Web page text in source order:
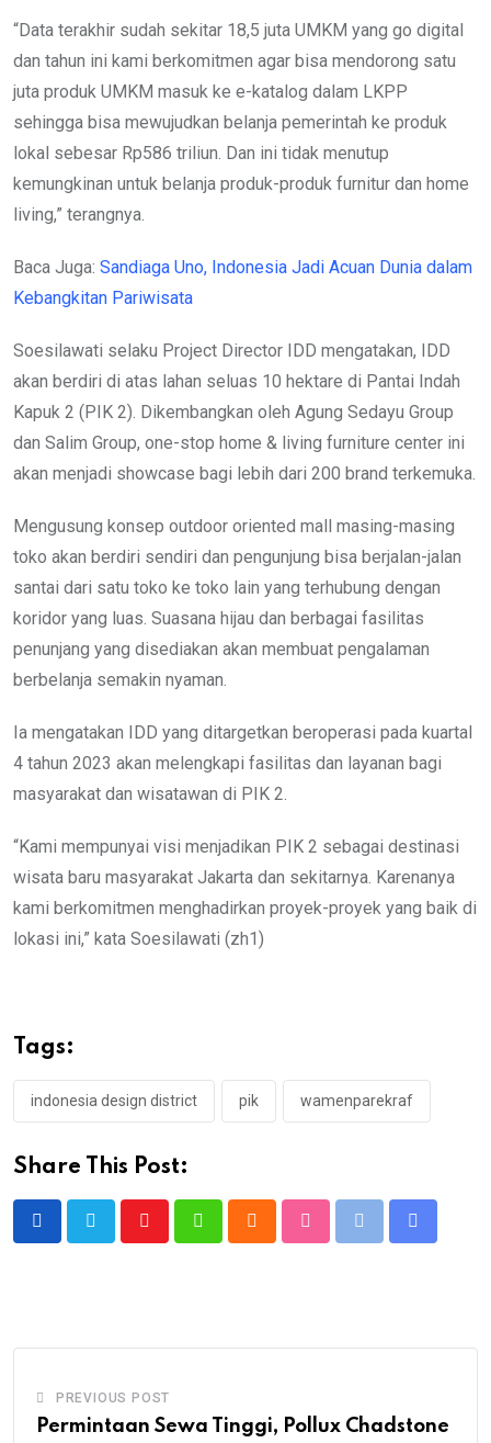
“Data terakhir sudah sekitar 18,5 juta UMKM yang go digital
dan tahun ini kami berkomitmen agar bisa mendorong satu
juta produk UMKM masuk ke e-katalog dalam LKPP
sehingga bisa mewujudkan belanja pemerintah ke produk
lokal sebesar Rp586 triliun. Dan ini tidak menutup
kemungkinan untuk belanja produk-produk furnitur dan home
living,” terangnya.
Baca Juga: Sandiaga Uno, Indonesia Jadi Acuan Dunia dalam
Kebangkitan Pariwisata
Soesilawati selaku Project Director IDD mengatakan, IDD
akan berdiri di atas lahan seluas 10 hektare di Pantai Indah
Kapuk 2 (PIK 2). Dikembangkan oleh Agung Sedayu Group
dan Salim Group, one-stop home & living furniture center ini
akan menjadi showcase bagi lebih dari 200 brand terkemuka.
Mengusung konsep outdoor oriented mall masing-masing
toko akan berdiri sendiri dan pengunjung bisa berjalan-jalan
santai dari satu toko ke toko lain yang terhubung dengan
koridor yang luas. Suasana hijau dan berbagai fasilitas
penunjang yang disediakan akan membuat pengalaman
berbelanja semakin nyaman.
Ia mengatakan IDD yang ditargetkan beroperasi pada kuartal
4 tahun 2023 akan melengkapi fasilitas dan layanan bagi
masyarakat dan wisatawan di PIK 2.
“Kami mempunyai visi menjadikan PIK 2 sebagai destinasi
wisata baru masyarakat Jakarta dan sekitarnya. Karenanya
kami berkomitmen menghadirkan proyek-proyek yang baik di
lokasi ini,” kata Soesilawati (zh1)
Tags:
indonesia design district pik wamenparekraf
Share This Post:
PREVIOUS POST
Permintaan Sewa Tinggi, Pollux Chadstone